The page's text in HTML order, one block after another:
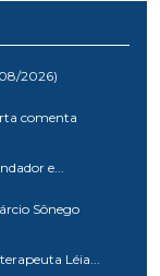
2026)
comenta
e...
Sônego
Léia...